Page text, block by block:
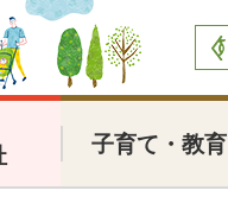
子育て・教育